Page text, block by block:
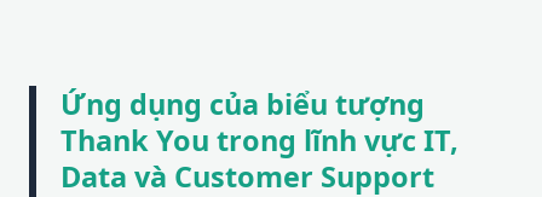
Ứng dụng của biểu tượng
Thank You trong lĩnh vực IT,
Data và Customer Support